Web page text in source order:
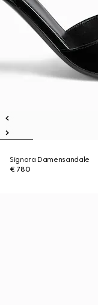
Signora Damensandale
€ 780